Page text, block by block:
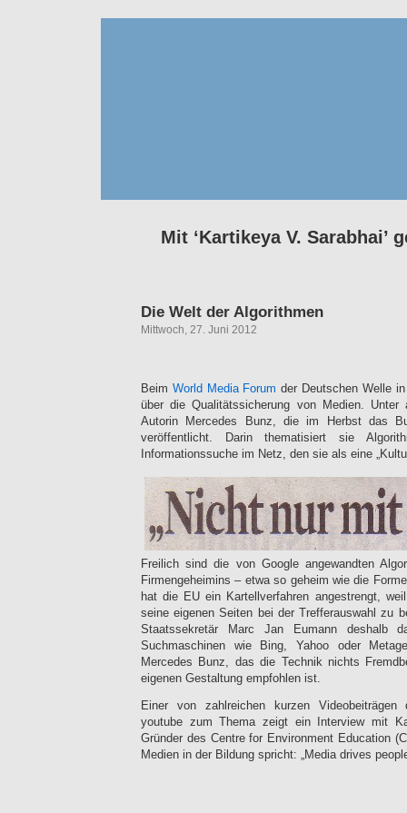
Mit ‘Kartikeya V. Sarabhai’
Die Welt der Algorithmen
Mittwoch, 27. Juni 2012
Beim World Media Forum der Deutschen Welle
über die Qualitätssicherung von Medien. Unter
Autorin Mercedes Bunz, die im Herbst das
veröffentlicht. Darin thematisiert sie
Informationssuche im Netz, den sie als eine
Freilich sind die von Google angewandten
Firmengeheimins – etwa so geheim wie die
hat die EU ein Kartellverfahren angestrengt,
seine eigenen Seiten bei der Trefferauswahl zu
Staatssekretär Marc Jan Eumann deshalb
Suchmaschinen wie Bing, Yahoo oder
Mercedes Bunz, das die Technik nichts
eigenen Gestaltung empfohlen ist.
Einer von zahlreichen kurzen
youtube zum Thema zeigt ein Interview mit
Gründer des Centre for Environment Education
Medien in der Bildung spricht: „Media drives